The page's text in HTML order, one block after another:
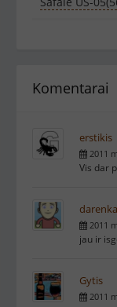
Komentarai
erstikis
2011
Vis dar
2011
jau ir
Gytis
2011